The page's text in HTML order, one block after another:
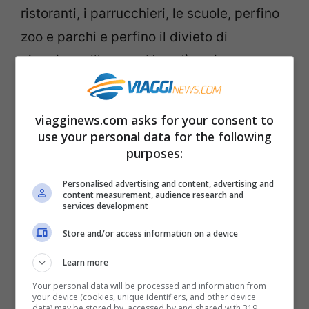
ristoranti, i parrucchieri, le scuole, perfino
zoo e parchi e perfino il divieto di
viaggiare all’estero. Non c’è mai stato un
vero e proprio coprifuoco.
Spagna: liberi tutti ma fino alle
viagginews.com asks for your consent to
use your personal data for the following
purposes:
Personalised advertising and content, advertising and
content measurement, audience research and
services development
Store and/or access information on a device
Learn more
Your personal data will be processed and information from
your device (cookies, unique identifiers, and other device